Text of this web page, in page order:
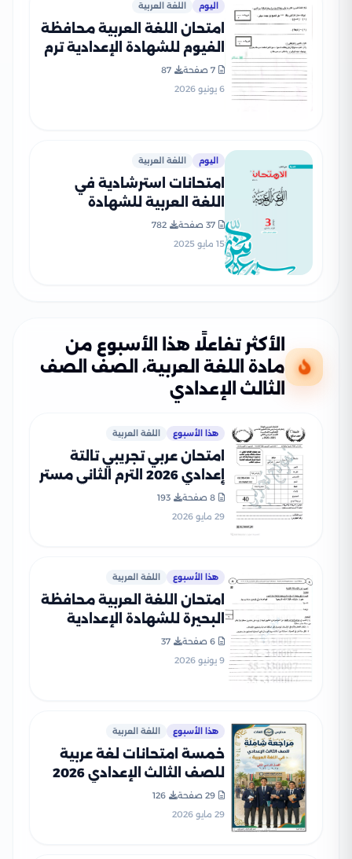
اليوم اللغة العربية
امتحان اللغة العربية محافظة
الفيوم للشهادة الإعدادية ترم
ثاني 2026 PDF
7 صفحة
87
6 يونيو 2026
اليوم اللغة العربية
امتحانات استرشادية في
اللغة العربية للشهادة
الإعدادية الترم الثاني من كتاب
37 صفحة
782
15 مايو 2025
الأكثر تفاعلًا هذا الأسبوع من
مادة اللغة العربية، الصف الصف
الثالث الإعدادي
هذا الأسبوع اللغة العربية
امتحان عربي تجريبي تالتة
إعدادي 2026 الترم الثاني مستر
أحمد صالح PDF
8 صفحة
193
29 مايو 2026
هذا الأسبوع اللغة العربية
امتحان اللغة العربية محافظة
البحيرة للشهادة الإعدادية
مراجعة شاملة
6 صفحة
37
9 يونيو 2026
هذا الأسبوع اللغة العربية
خمسة امتحانات لغة عربية
للصف الثالث الإعدادي 2026
ترم ثاني مع نموذج الإجابة من
مدارس الرواد للغات
29 صفحة
126
29 مايو 2026